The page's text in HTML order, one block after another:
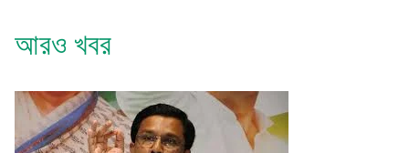
আরও খবর